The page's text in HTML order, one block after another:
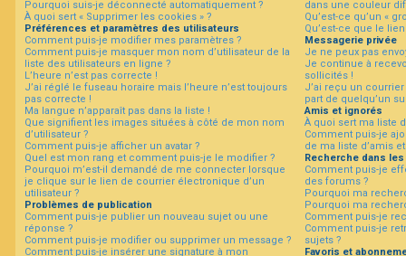
Pourquoi suis-je déconnecté automatiquement ?
À quoi sert « Supprimer les cookies » ?
Préférences et paramètres des utilisateurs
Comment puis-je modifier mes paramètres ?
Comment puis-je masquer mon nom d’utilisateur de la
liste des utilisateurs en ligne ?
L’heure n’est pas correcte !
J’ai réglé le fuseau horaire mais l’heure n’est toujours
pas correcte !
Ma langue n’apparaît pas dans la liste !
Que signifient les images situées à côté de mon nom
d’utilisateur ?
Comment puis-je afficher un avatar ?
Quel est mon rang et comment puis-je le modifier ?
Pourquoi m’est-il demandé de me connecter lorsque
je clique sur le lien de courrier électronique d’un
utilisateur ?
Problèmes de publication
Comment puis-je publier un nouveau sujet ou une
réponse ?
Comment puis-je modifier ou supprimer un message ?
Comment puis-je insérer une signature à mon
dans une couleur
Qu’est-ce qu’un «
Qu’est-ce que le lien
Messagerie privée
Je ne peux pas
Je continue à
sollicités !
J’ai reçu un
part de quelqu’un
Amis et ignorés
À quoi sert ma liste
Comment puis-je
de ma liste d’amis
Recherche dans
Comment puis-je
des forums ?
Pourquoi ma
Pourquoi ma
Comment puis-je
Comment puis-je
sujets ?
Favoris et